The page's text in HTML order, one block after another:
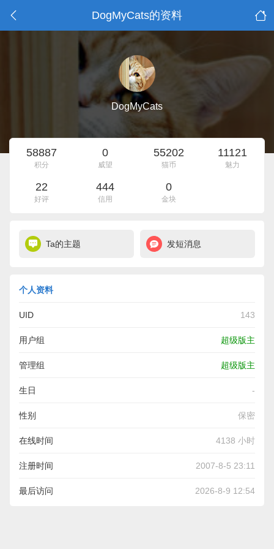
DogMyCats的资料
DogMyCats
58887
积分
0
威望
55202
猫币
11121
魅力
22
好评
444
信用
0
金块
Ta的主题 发短消息
个人资料
UID 143
用户组 超级版主
管理组 超级版主
生日 -
性别 保密
在线时间 4138 小时
注册时间 2007-8-5 23:11
最后访问 2026-8-9 12:54